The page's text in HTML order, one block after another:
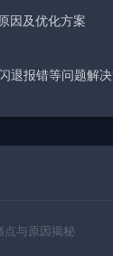
因及优化方案
退报错等问题解
点与原因揭秘